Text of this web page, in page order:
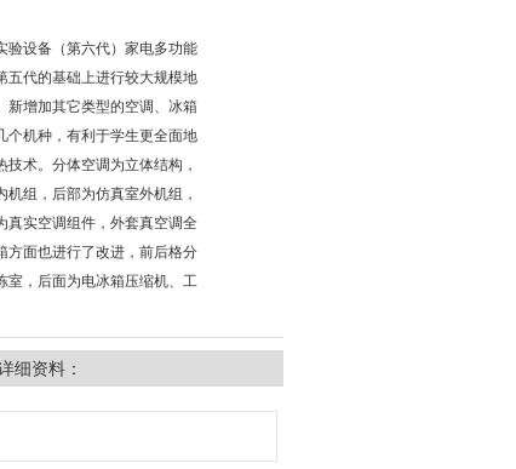
验设备（第六代）家电多功能
五代的基础上进行较大规模地
新增加其它类型的空调、冰箱
个机种，有利于学生更全面地
技术。分体空调为立体结构，
机组，后部为仿真室外机组，
真实空调组件，外套真空调全
方面也进行了改进，前后格分
室，后面为电冰箱压缩机、工
细资料：